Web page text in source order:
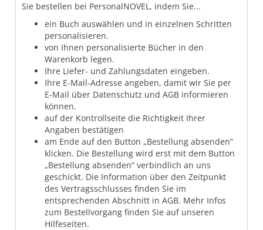
Sie bestellen bei PersonalNOVEL, indem Sie...
ein Buch auswählen und in einzelnen Schritten
personalisieren.
von Ihnen personalisierte Bücher in den
Warenkorb legen.
Ihre Liefer- und Zahlungsdaten eingeben.
Ihre E-Mail-Adresse angeben, damit wir Sie per
E-Mail über Datenschutz und AGB informieren
können.
auf der Kontrollseite die Richtigkeit Ihrer
Angaben bestätigen
am Ende auf den Button „Bestellung absenden”
klicken. Die Bestellung wird erst mit dem Button
„Bestellung absenden” verbindlich an uns
geschickt. Die Information über den Zeitpunkt
des Vertragsschlusses finden Sie im
entsprechenden Abschnitt in AGB. Mehr Infos
zum Bestellvorgang finden Sie auf unseren
Hilfeseiten.